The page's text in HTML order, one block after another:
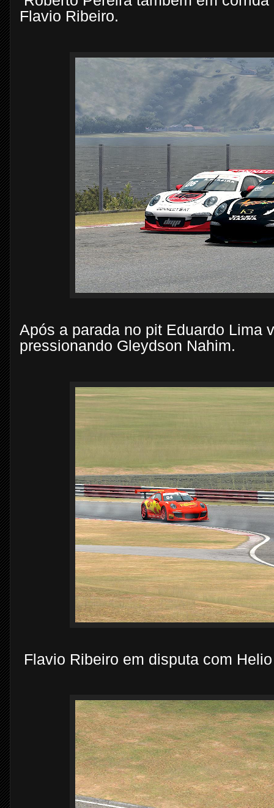
Flavio Ribeiro.
Após a parada no pit Eduardo Lima
pressionando Gleydson Nahim.
Flavio Ribeiro em disputa com